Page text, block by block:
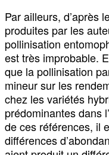
Par ailleurs, d’après
produites par les
pollinisation
est très improbable.
que la pollinisation
mineur sur les
chez les variétés
prédominantes dans
de ces références, il
différences